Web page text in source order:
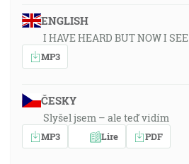
ENGLISH
I HAVE HEARD BUT NOW I SEE
MP3
ČESKY
Slyšel jsem – ale teď vidím
MP3 Lire PDF